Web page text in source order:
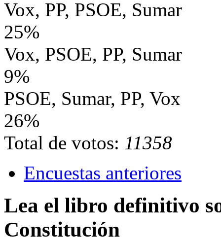
Vox, PP, PSOE, Sumar
25%
Vox, PSOE, PP, Sumar
9%
PSOE, Sumar, PP, Vox
26%
Total de votos: 11358
Encuestas anteriores
Lea el libro definitivo
Constitución